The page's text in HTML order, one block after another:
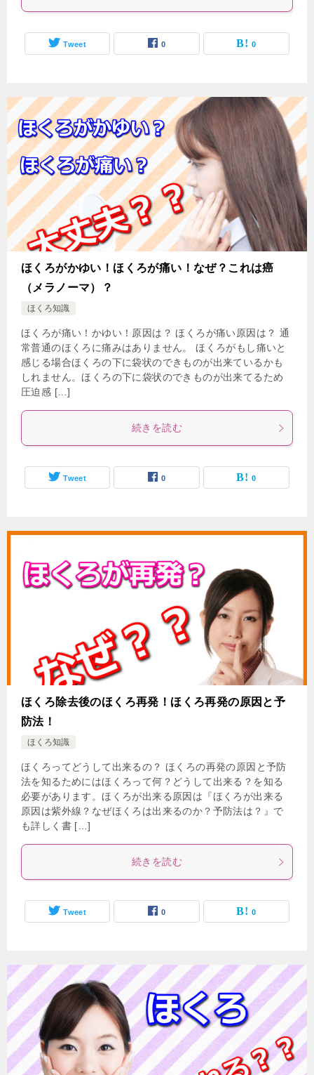
Tweet 0 0
ほくろがかゆい！ほくろが痛い！なぜ？これは癌
（メラノーマ）？
ほくろ知識
ほくろが痛い！かゆい！原因は？ ほくろが痛い原因は？ 通
常普通のほくろに痛みはありません。 ほくろがもし痛いと
感じる場合ほくろの下に袋状のできものが出来ているかも
しれません。ほくろの下に袋状のできものが出来てるため
圧迫感 […]
続きを読む
Tweet 0 0
ほくろ除去後のほくろ再発！ほくろ再発の原因と予
防法！
ほくろ知識
ほくろってどうして出来るの？ ほくろの再発の原因と予防
法を知るためにはほくろって何？どうして出来る？を知る
必要があります。ほくろが出来る原因は『ほくろが出来る
原因は紫外線？なぜほくろは出来るのか？予防法は？』で
も詳しく書 […]
続きを読む
Tweet 0 0